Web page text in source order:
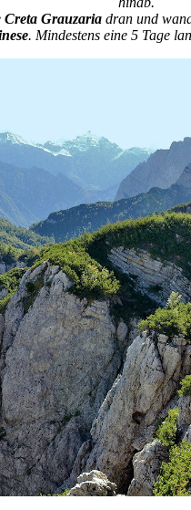
Creta Grauzaria dran und
. Mindestens eine 5 Tage